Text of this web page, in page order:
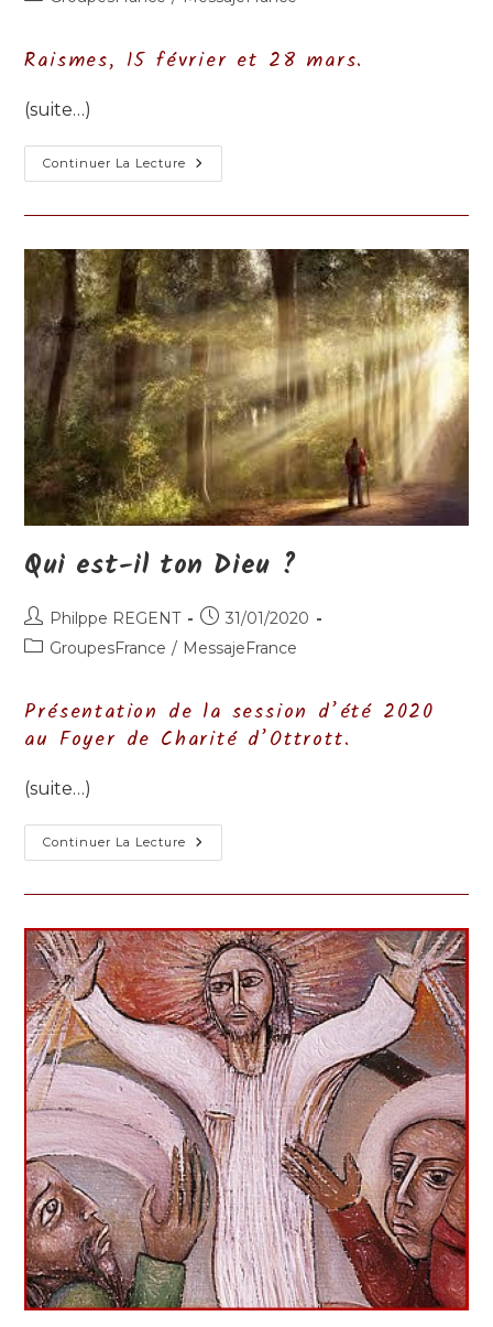
Raismes, 15 février et 28 mars.
(suite…)
Continuer La Lecture Proclamer
Le
2020
Qui est-il ton Dieu ?
Auteur/autrice
de
Philppe REGENT
Publication
publiée :
31/01/2020
PostGroupesFrance / MessajeFrance
Présentation de la session d’été 2020
au Foyer de Charité d’Ottrott.
(suite…)
Continuer La Lecture Qui
Est-
Ton